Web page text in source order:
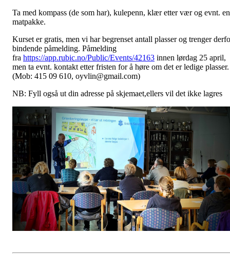
Ta med kompass (de som har), kulepenn, klær etter vær og evnt. en
matpakke.
Kurset er gratis, men vi har begrenset antall plasser og trenger
bindende påmelding. Påmelding
fra https://app.rubic.no/Public/Events/42163 innen lørdag 25 april,
men ta evnt. kontakt etter fristen for å høre om det er ledige plasser.
(Mob: 415 09 610, oyvlin@gmail.com)
NB: Fyll også ut din adresse på skjemaet,ellers vil det ikke lagres